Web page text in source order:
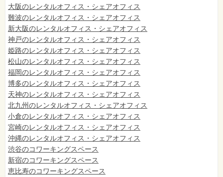
大阪のレンタルオフィス・シェアオフィス
難波のレンタルオフィス・シェアオフィス
新大阪のレンタルオフィス・シェアオフィス
神戸のレンタルオフィス・シェアオフィス
姫路のレンタルオフィス・シェアオフィス
松山のレンタルオフィス・シェアオフィス
福岡のレンタルオフィス・シェアオフィス
博多のレンタルオフィス・シェアオフィス
天神のレンタルオフィス・シェアオフィス
北九州のレンタルオフィス・シェアオフィス
小倉のレンタルオフィス・シェアオフィス
宮崎のレンタルオフィス・シェアオフィス
沖縄のレンタルオフィス・シェアオフィス
渋谷のコワーキングスペース
新宿のコワーキングスペース
恵比寿のコワーキングスペース